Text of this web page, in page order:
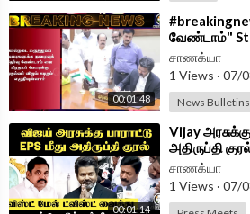
00:01:48
வேண்டாம்"
Vijay Letter
சாணக்யா
1 Views · 07/
News Bulletins
00:01:14
⁣Vijay
அதிருப்தி
PressMeet |
சாணக்யா
1 Views · 07/